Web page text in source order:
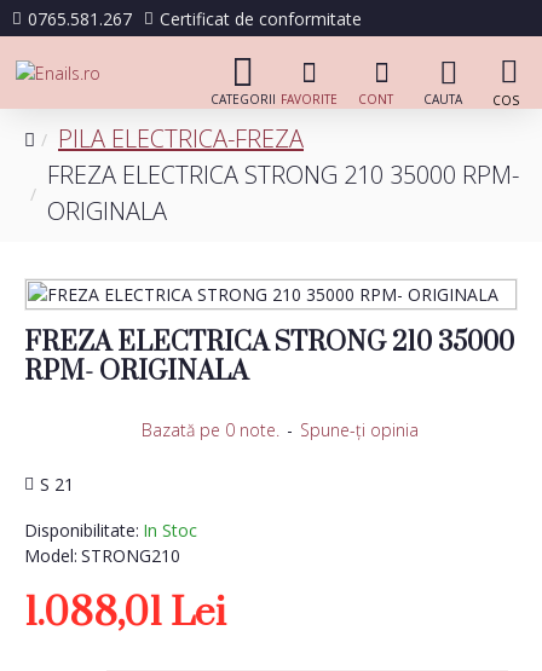
0765.581.267 Certificat de conformitate
PILA ELECTRICA-FREZA
FREZA ELECTRICA STRONG 210 35000 RPM-
ORIGINALA
FREZA ELECTRICA STRONG 210 35000
RPM- ORIGINALA
Disponibilitate: In Stoc
Model: STRONG210
S 21
Bazată pe 0 note. - Spune-ţi opinia
1.088,01 Lei